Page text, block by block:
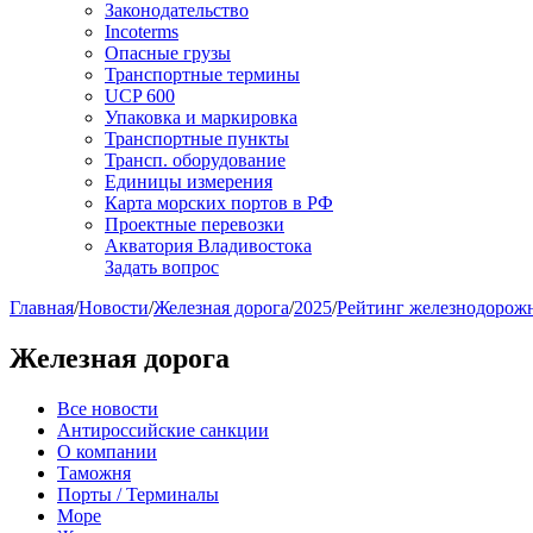
Законодательство
Incoterms
Опасные грузы
Транспортные термины
UCP 600
Упаковка и маркировка
Транспортные пункты
Трансп. оборудование
Единицы измерения
Карта морских портов в РФ
Проектные перевозки
Акватория Владивостока
Задать вопрос
Главная/Новости/Железная дорога/2025/Рейтинг
Железная дорога
Все новости
Антироссийские санкции
О компании
Таможня
Порты / Терминалы
Море